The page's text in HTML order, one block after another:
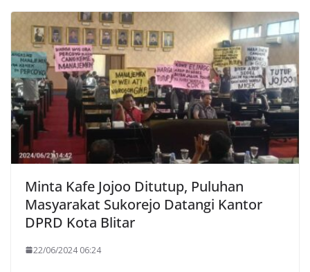
Minta Kafe Jojoo Ditutup, Puluhan
Masyarakat Sukorejo Datangi Kantor
DPRD Kota Blitar
22/06/2024 06:24